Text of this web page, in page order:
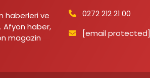
haberleri ve
Afyon haber,
magazin
0272 212 21 00
[email protected]